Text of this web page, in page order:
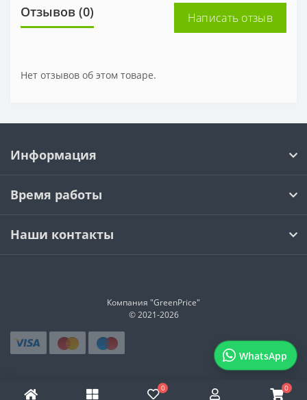
0 0
Отзывов (0) Написать отзыв
Нет отзывов об этом товаре.
WhatsApp
Информация
Время работы
Наши контакты
Компания "GreenPrice"
© 2021-2026